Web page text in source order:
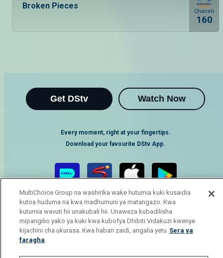
Broken Pieces
Chaneli
160
Get DStv Watch Now
Every moment, right at your fingertips.
Download your favourite DStv App.
MultiChoice Group na washirika wake hutumia kuki kusaidia
kutoa huduma na kwa madhumuni ya matangazo. Kwa
kutumia wavuti hii unakubali hii. Unaweza kubadilisha
mipangilio yako ya kuki kwa kubofya Dhibiti Vidakuzi kwenye
kijachini cha ukurasa. Kwa habari zaidi, angalia yetu Sera ya
faragha